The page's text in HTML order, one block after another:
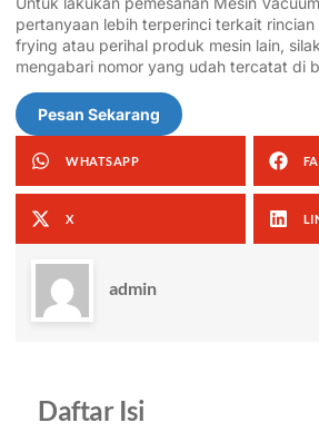
pertanyaan lebih terperinci terkait
frying atau perihal produk mesin lain,
mengabari nomor yang udah tercatat di
Pesan Sekarang
WHATSAPP
X
admin
Daftar Isi